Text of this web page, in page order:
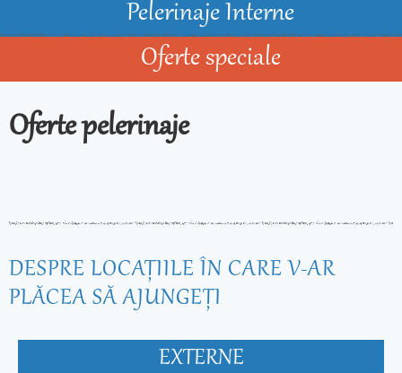
Pelerinaje Interne
Oferte speciale
Oferte pelerinaje
DESPRE LOCAŢIILE ÎN CARE V-AR
PLĂCEA SĂ AJUNGEŢI
EXTERNE